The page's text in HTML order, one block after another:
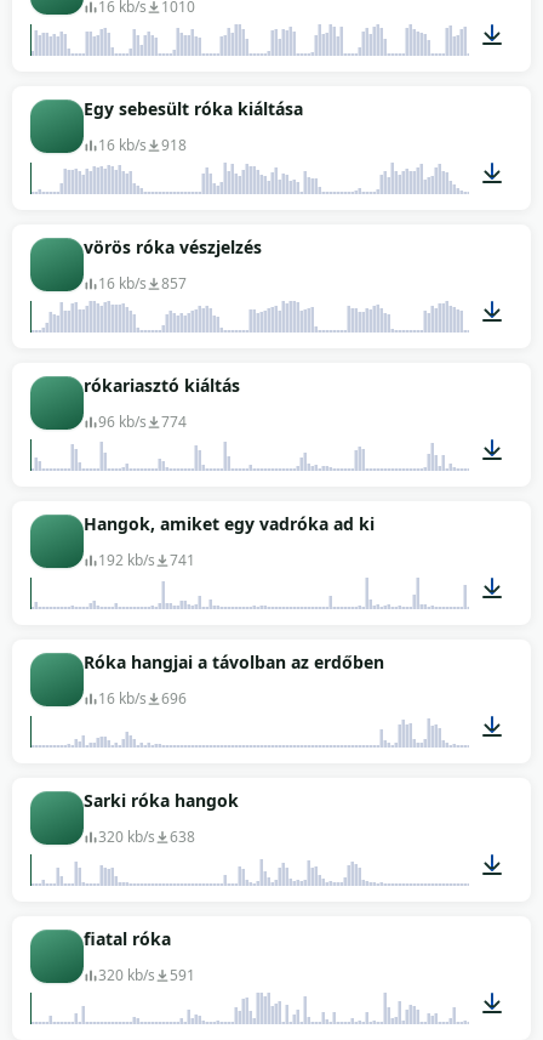
16 kb/s 1010
Egy sebesült róka kiáltása
16 kb/s 918
vörös róka vészjelzés
16 kb/s 857
rókariasztó kiáltás
96 kb/s 774
Hangok, amiket egy vadróka ad ki
192 kb/s 741
Róka hangjai a távolban az erdőben
16 kb/s 696
Sarki róka hangok
320 kb/s 638
fiatal róka
320 kb/s 591